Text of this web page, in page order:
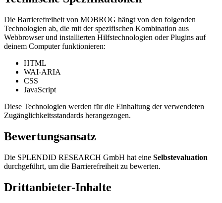
Die Barrierefreiheit von MOBROG hängt von den folgenden
Technologien ab, die mit der spezifischen Kombination aus
Webbrowser und installierten Hilfstechnologien oder Plugins auf
deinem Computer funktionieren:
HTML
WAI-ARIA
CSS
JavaScript
Diese Technologien werden für die Einhaltung der verwendeten
Zugänglichkeitsstandards herangezogen.
Bewertungsansatz
Die SPLENDID RESEARCH GmbH hat eine Selbstevaluation
durchgeführt, um die Barrierefreiheit zu bewerten.
Drittanbieter-Inhalte